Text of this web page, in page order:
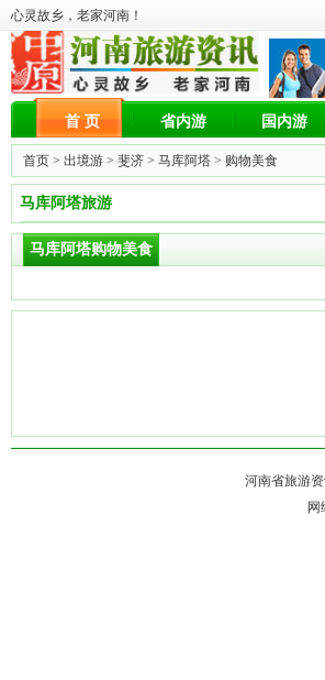
心灵故乡，老家河南！
首 页 省内游 国内游
首页 > 出境游 > 斐济 > 马库阿塔 > 购物美食
马库阿塔旅游
马库阿塔购物美食
河南省旅游
网